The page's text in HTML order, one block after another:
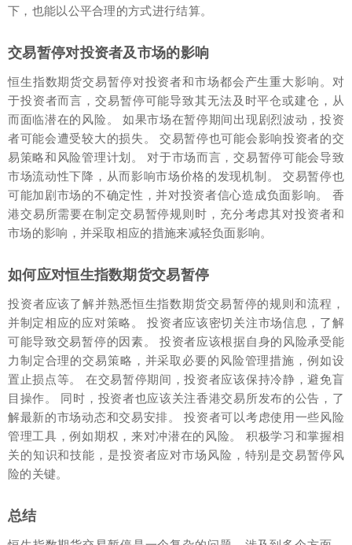
下，也能以公平合理的方式进行结算。
交易暂停对投资者及市场的影响
恒生指数期货交易暂停对投资者和市场都会产生重大影响。对
于投资者而言，交易暂停可能导致其无法及时平仓或建仓，从
而面临潜在的风险。 如果市场在暂停期间出现剧烈波动，投资
者可能会遭受较大的损失。 交易暂停也可能会影响投资者的交
易策略和风险管理计划。 对于市场而言，交易暂停可能会导致
市场流动性下降，从而影响市场价格的发现机制。 交易暂停也
可能加剧市场的不确定性，并对投资者信心造成负面影响。 香
港交易所需要在制定交易暂停规则时，充分考虑其对投资者和
市场的影响，并采取相应的措施来减轻负面影响。
如何应对恒生指数期货交易暂停
投资者应该了解并熟悉恒生指数期货交易暂停的规则和流程，
并制定相应的应对策略。 投资者应该密切关注市场信息，了解
可能导致交易暂停的因素。 投资者应该根据自身的风险承受能
力制定合理的交易策略，并采取必要的风险管理措施，例如设
置止损点等。 在交易暂停期间，投资者应该保持冷静，避免盲
目操作。 同时，投资者也应该关注香港交易所发布的公告，了
解最新的市场动态和交易安排。 投资者可以考虑使用一些风险
管理工具，例如期权，来对冲潜在的风险。 积极学习和掌握相
关的知识和技能，是投资者应对市场风险，特别是交易暂停风
险的关键。
总结